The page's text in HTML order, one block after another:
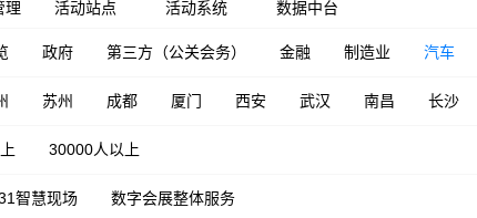
理 活动站点 活动系统 数据中台
政府 第三方（公关会务） 金融 制造业 汽车
苏州 成都 厦门 西安 武汉 南昌 长沙
30000人以上
智慧现场 数字会展整体服务